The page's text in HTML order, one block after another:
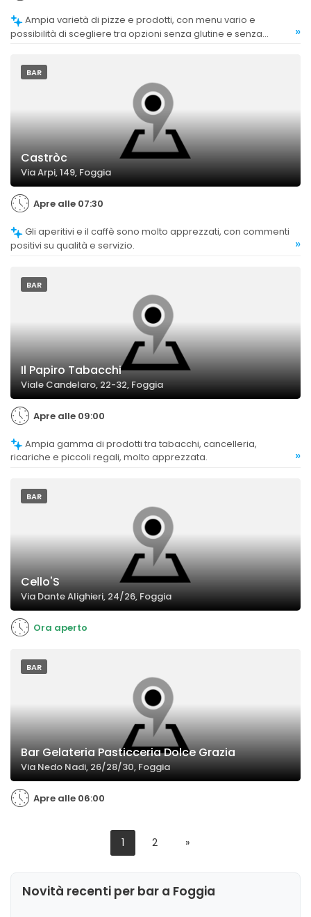
possibilità di scegliere tra opzioni senza glutine e senza
»
BAR
Castròc
Via Arpi, 149, Foggia
Apre alle 07:30
positivi su qualità e servizio.
»
BAR
Il Papiro Tabacchi
Viale Candelaro, 22-32, Foggia
Apre alle 09:00
ricariche e piccoli regali, molto apprezzata.
»
BAR
Cello'S
Via Dante Alighieri, 24/26, Foggia
Ora aperto
BAR
Bar Gelateria Pasticceria Dolce Grazia
Via Nedo Nadi, 26/28/30, Foggia
Apre alle 06:00
1 2 »
Novità recenti per bar a Foggia